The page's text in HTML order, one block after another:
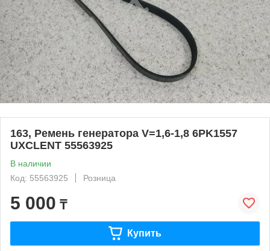
163, Ремень генератора V=1,6-1,8 6PK1557
UXCLENT 55563925
В наличии
Код: 55563925
Розница
5 000 ₸
Купить